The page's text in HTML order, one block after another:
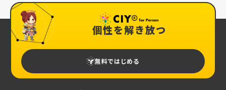
個性を解き放つ
無料ではじめる